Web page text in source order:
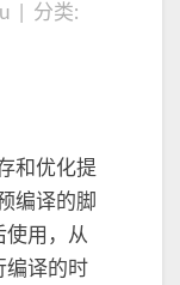
| 分类:
和优化提
编译的脚
使用，从
编译的时